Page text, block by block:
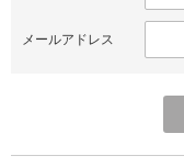
メールアドレス